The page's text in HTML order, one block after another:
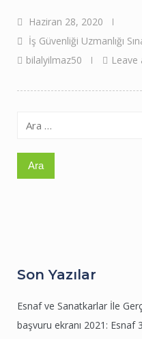
Haziran 28, 2020
İş Güvenliği Uzmanlığı
bilalyilmaz50
Arama:
Son Yazılar
Esnaf ve Sanatkarlar İle
başvuru ekranı 2021: